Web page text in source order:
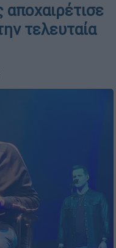
αποχαιρέτισε
τελευταία